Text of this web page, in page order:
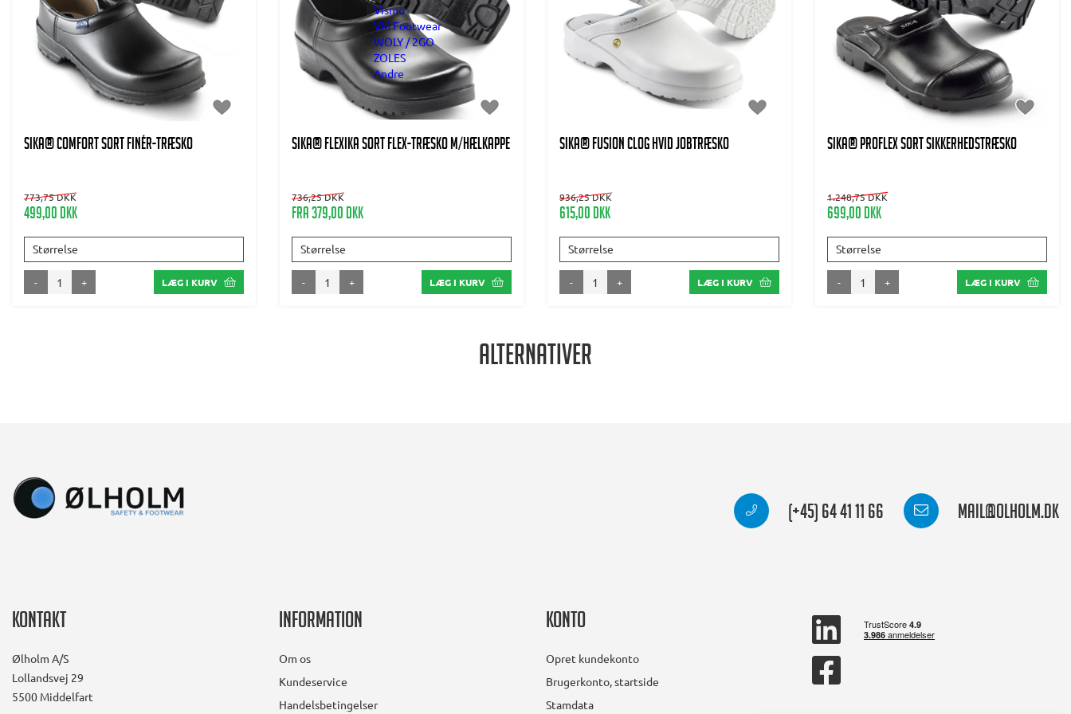
Vismo
VM Footwear
WOLY / 2GO
ZOLES
Andre
SIKA® COMFORT SORT FINÉR-TRÆSKO
773,75 DKK
499,00 DKK
Størrelse
- + LÆG I KURV
SIKA® FLEXIKA SORT FLEX-TRÆSKO m/HÆLKAPPE
736,25 DKK
Fra 379,00 DKK
Størrelse
- + LÆG I KURV
SIKA® FUSION CLOG HVID JOBTRÆSKO
936,25 DKK
615,00 DKK
Størrelse
- + LÆG I KURV
SIKA® PROFLEX SORT SIKKERHEDSTRÆSKO
1.248,75 DKK
699,00 DKK
Størrelse
- + LÆG I KURV
Alternativer
(+45) 64 41 11 66 mail@olholm.dk
Kontakt
Ølholm A/S
Lollandsvej 29
5500 Middelfart
Information
Om os
Kundeservice
Handelsbetingelser
Konto
Opret kundekonto
Brugerkonto, startside
Stamdata
linkedin
square
square